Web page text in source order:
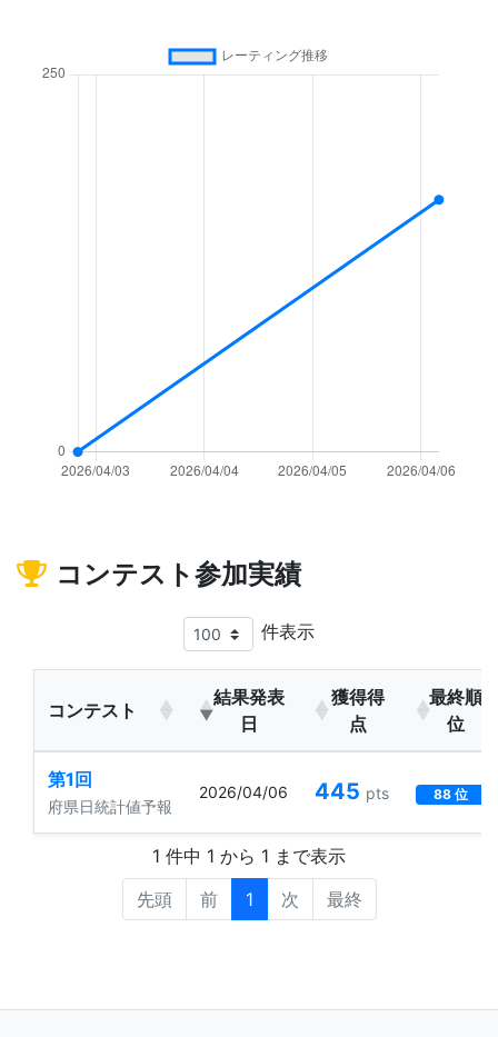
コンテスト参加実績
件表示
コンテスト
結果発表
日
獲得得
点
最終順
位
第1回
府県日統計値予報
2026/04/06 445 pts 88 位
1 件中 1 から 1 まで表示
先頭
前 1 次 最終